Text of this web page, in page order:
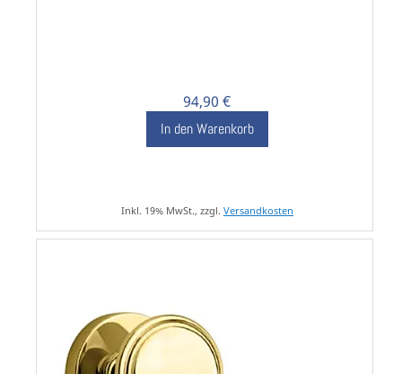
94,90 €
In den Warenkorb
Inkl. 19% MwSt., zzgl. Versandkosten